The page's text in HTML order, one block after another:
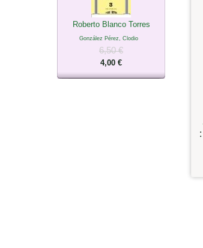
Roberto Blanco Torres
González Pérez, Clodio
6,50 €
4,00 €
: